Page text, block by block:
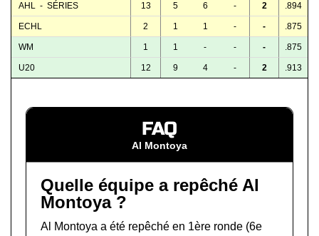
AHL - SÉRIES 13 5 6 - 2 .894
ECHL 2 1 1 - - .875
WM 1 1 - - - .875
U20 12 9 4 - 2 .913
FAQ
Al Montoya
Quelle équipe a repêché Al
Montoya ?
Al Montoya a été repêché en 1ère ronde (6e